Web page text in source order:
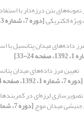
نمونه‌های بتن درزه‌دار با
الکتریکی
داده‌های میدان پتانسیل با
تعیین مرز داده‌های میدان
[دوره 7، شماره 1، 1392، صفحه 24-33]
تصویرسازی لرزه‌ای در
جنبشی میدان موج